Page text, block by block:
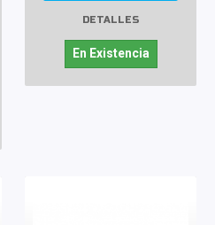
DETALLES
En Existencia